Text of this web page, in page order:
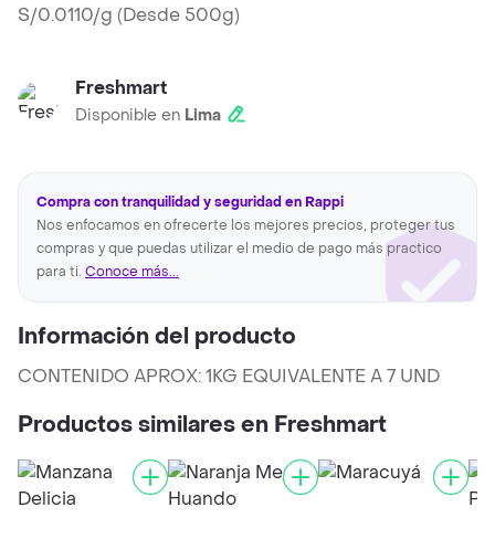
S/0.0110/g (Desde 500g)
Freshmart
Disponible en Lima
Compra con tranquilidad y seguridad en Rappi
Nos enfocamos en ofrecerte los mejores precios, proteger tus
compras y que puedas utilizar el medio de pago más practico
para ti. Conoce más...
Información del producto
CONTENIDO APROX: 1KG EQUIVALENTE A 7 UND
Productos similares en Freshmart